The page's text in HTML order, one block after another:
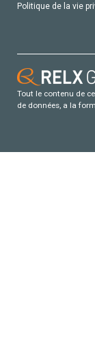
Politique de la vie
Tout le contenu de
de données, a la